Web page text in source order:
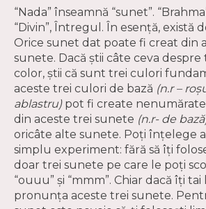
“Nada” înseamnă “sunet”.
“Divin”, Întregul. În esenţă, există
Orice sunet dat poate fi creat din
sunete. Dacă ştii câte ceva
color, ştii că sunt trei culori
aceste trei culori de bază (n.r –
ablastru)pot fi create nenumărate
din aceste trei sunete (n.r- de
oricâte alte sunete. Poţi înţelege
simplu experiment: fără să îţi
doar trei sunete pe care le poţi
“ouuu” şi “mmm”. Chiar dacă îţi
pronunţa aceste trei sunete.